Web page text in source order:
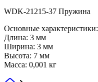
WDK-21215-37 Пружина
Основные характеристики:
Длина: 3 мм
Ширина: 3 мм
Высота: 7 мм
Масса: 0,001 кг